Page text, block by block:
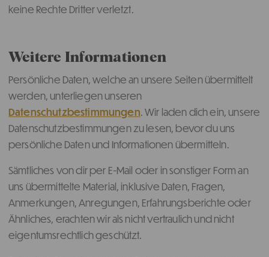
keine Rechte Dritter verletzt.
Weitere Informationen
Persönliche Daten, welche an unsere Seiten übermittelt
werden, unterliegen unseren
Datenschutzbestimmungen. Wir laden dich ein, unsere
Datenschutzbestimmungen zu lesen, bevor du uns
persönliche Daten und Informationen übermitteln.
Sämtliches von dir per E-Mail oder in sonstiger Form an
uns übermittelte Material, inklusive Daten, Fragen,
Anmerkungen, Anregungen, Erfahrungsberichte oder
Ähnliches, erachten wir als nicht vertraulich und nicht
eigentumsrechtlich geschützt.